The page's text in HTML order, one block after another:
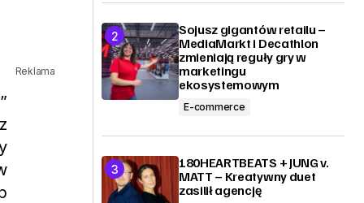
Reklama
Sojusz gigantów retailu –
MediaMarkt i Decathlon
zmieniają reguły gry w
marketingu
ekosystemowym
E-commerce
180HEARTBEATS + JUNG v.
MATT – Kreatywny duet
zasilił agencję